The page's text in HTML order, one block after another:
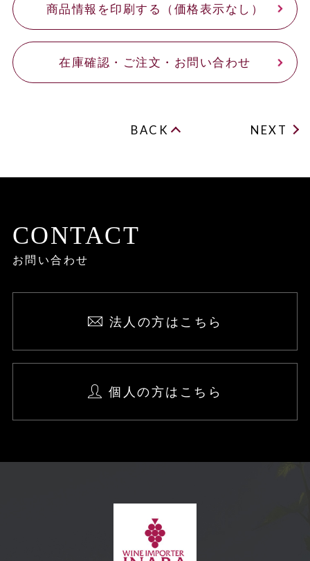
商品情報を印刷する（価格表示なし）
在庫確認・ご注文・お問い合わせ
BACK NEXT
CONTACT
お問い合わせ
法人の方はこちら
個人の方はこちら